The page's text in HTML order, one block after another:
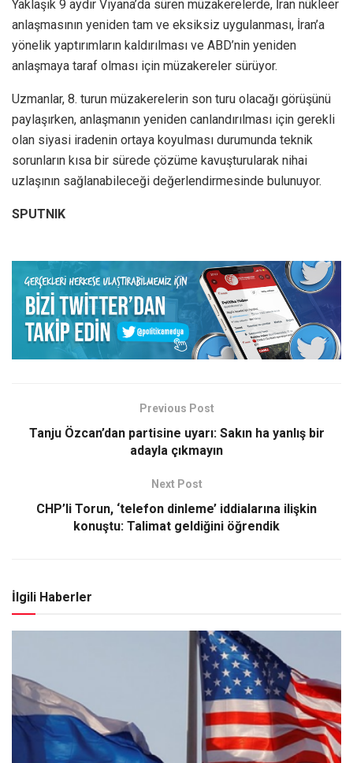
Yaklaşık 9 aydır Viyana’da süren müzakerelerde, İran nükleer
anlaşmasının yeniden tam ve eksiksiz uygulanması, İran’a
yönelik yaptırımların kaldırılması ve ABD’nin yeniden
anlaşmaya taraf olması için müzakereler sürüyor.
Uzmanlar, 8. turun müzakerelerin son turu olacağı görüşünü
paylaşırken, anlaşmanın yeniden canlandırılması için gerekli
olan siyasi iradenin ortaya koyulması durumunda teknik
sorunların kısa bir sürede çözüme kavuşturularak nihai
uzlaşının sağlanabileceği değerlendirmesinde bulunuyor.
SPUTNIK
Previous Post
Tanju Özcan’dan partisine uyarı: Sakın ha yanlış bir
adayla çıkmayın
Next Post
CHP’li Torun, ‘telefon dinleme’ iddialarına ilişkin
konuştu: Talimat geldiğini öğrendik
İlgili Haberler